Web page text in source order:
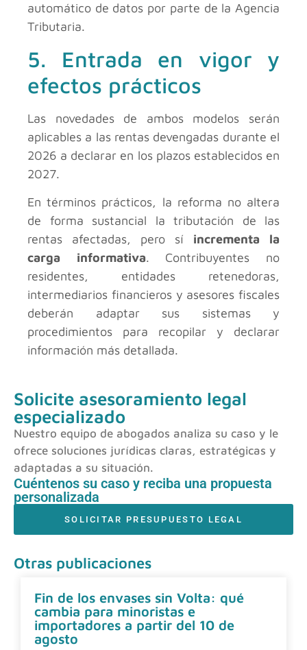
automático de datos por parte de la Agencia
Tributaria.
5. Entrada en vigor y
efectos prácticos
Las novedades de ambos modelos serán
aplicables a las rentas devengadas durante el
2026 a declarar en los plazos establecidos en
2027.
En términos prácticos, la reforma no altera
de forma sustancial la tributación de las
rentas afectadas, pero sí incrementa la
carga informativa. Contribuyentes no
residentes, entidades retenedoras,
intermediarios financieros y asesores fiscales
deberán adaptar sus sistemas y
procedimientos para recopilar y declarar
información más detallada.
Solicite asesoramiento legal
especializado
Nuestro equipo de abogados analiza su caso y le
ofrece soluciones jurídicas claras, estratégicas y
adaptadas a su situación.
Cuéntenos su caso y reciba una propuesta
personalizada
SOLICITAR PRESUPUESTO LEGAL
Otras publicaciones
Fin de los envases sin Volta: qué
cambia para minoristas e
importadores a partir del 10 de
agosto